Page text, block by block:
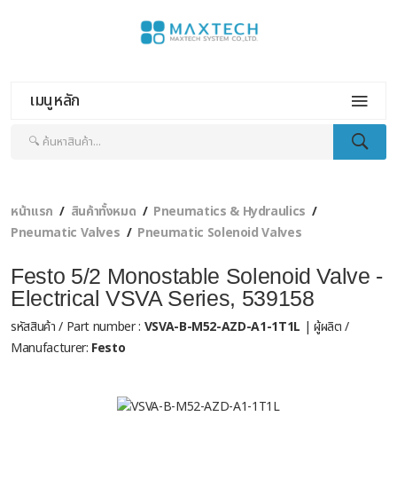
เมนูหลัก
หน้าแรก สินค้าทั้งหมด
Pneumatics & Hydraulics
Pneumatic Valves
Pneumatic Solenoid Valves
Festo 5/2 Monostable Solenoid Valve -
Electrical VSVA Series, 539158
รหัสสินค้า / Part number : VSVA-B-M52-AZD-A1-1T1L | ผู้ผลิต /
Manufacturer: Festo